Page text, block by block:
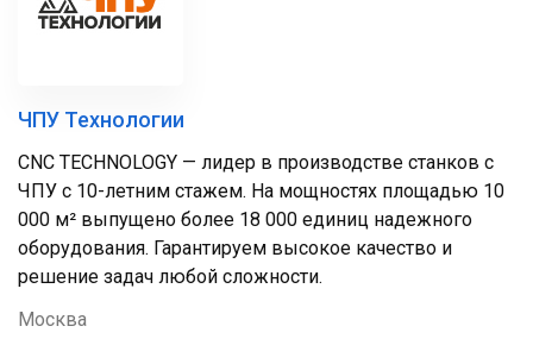
ЧПУ Технологии
CNC TECHNOLOGY — лидер в производстве станков с
ЧПУ с 10-летним стажем. На мощностях площадью 10
000 м² выпущено более 18 000 единиц надежного
оборудования. Гарантируем высокое качество и
решение задач любой сложности.
Москва